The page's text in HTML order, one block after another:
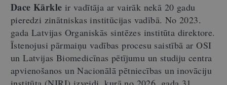
Dace Kārkle ir vadītāja ar vairāk nekā 20 gadu
pieredzi zinātniskas institūcijas vadībā. No 2023.
gada Latvijas Organiskās sintēzes institūta direktore.
Īstenojusi pārmaiņu vadības procesu saistībā ar OSI
un Latvijas Biomedicīnas pētījumu un studiju centra
apvienošanos un Nacionālā pētniecības un inovāciju